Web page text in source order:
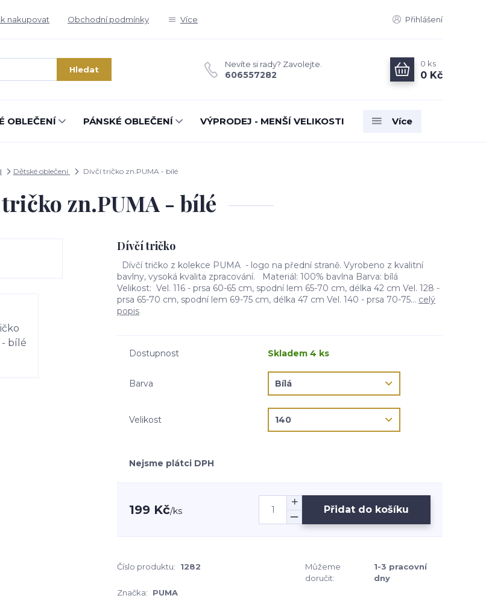
nakupovat Obchodní podmínky Více Přihlášení
Hledat
Nevíte si rady? Zavolejte.
606557282
0 ks
0 Kč
OBLEČENÍ PÁNSKÉ OBLEČENÍ VÝPRODEJ - MENŠÍ VELIKOSTI Více
Dětské oblečení Dívčí tričko zn.PUMA - bílé
zn.PUMA - bílé
Dívčí tričko
Dívčí tričko z kolekce PUMA - logo na přední straně. Vyrobeno z kvalitní
bavlny, vysoká kvalita zpracování. Materiál: 100% bavlna Barva: bílá
Velikost: Vel. 116 - prsa 60-65 cm, spodní lem 65-70 cm, délka 42 cm Vel. 128 -
prsa 65-70 cm, spodní lem 69-75 cm, délka 47 cm Vel. 140 - prsa 70-75... celý
popis
Dostupnost Skladem 4 ks
Barva
Velikost
Nejsme plátci DPH
199 Kč/ks Přidat do košíku
Číslo produktu: 1282
Můžeme
doručit:
1-3 pracovní
dny
Značka:
PUMA